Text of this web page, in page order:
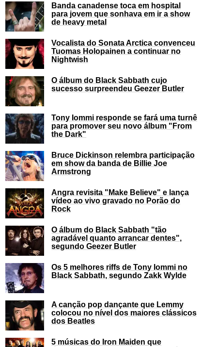
Banda canadense toca em hospital
para jovem que sonhava em ir a show
de heavy metal
Vocalista do Sonata Arctica convenceu
Tuomas Holopainen a continuar no
Nightwish
O álbum do Black Sabbath cujo
sucesso surpreendeu Geezer Butler
Tony Iommi responde se fará uma turnê
para promover seu novo álbum "From
the Dark"
Bruce Dickinson relembra participação
em show da banda de Billie Joe
Armstrong
Angra revisita "Make Believe" e lança
vídeo ao vivo gravado no Porão do
Rock
O álbum do Black Sabbath "tão
agradável quanto arrancar dentes",
segundo Geezer Butler
Os 5 melhores riffs de Tony Iommi no
Black Sabbath, segundo Zakk Wylde
A canção pop dançante que Lemmy
colocou no nível dos maiores clássicos
dos Beatles
5 músicas do Iron Maiden que